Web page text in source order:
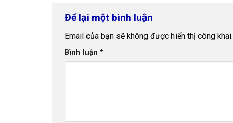
Để lại một bình luận
Email của bạn sẽ không được hiển thị công khai.
Bình luận *